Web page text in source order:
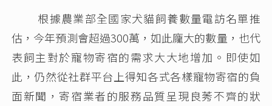
根據農業部全國家犬貓飼養數量電訪名單推
估，今年預測會超過300萬，如此龐大的數量，也代
表飼主對於寵物寄宿的需求大大地增加。即使如
此，仍然從社群平台上得知各式各樣寵物寄宿的負
面新聞，寄宿業者的服務品質呈現良莠不齊的狀